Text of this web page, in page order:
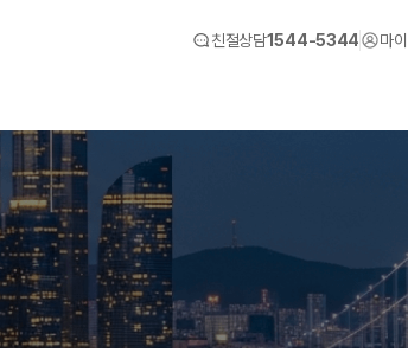
친절상담1544-5344 마